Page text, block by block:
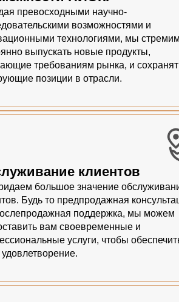
превосходными научно-
возможностями и
технологиями, мы
выпускать новые продукты,
требованиям рынка, и
позиции в отрасли.
клиентов
большое значение
Будь то предпродажная
поддержка, мы можем
вам своевременные и
услуги, чтобы